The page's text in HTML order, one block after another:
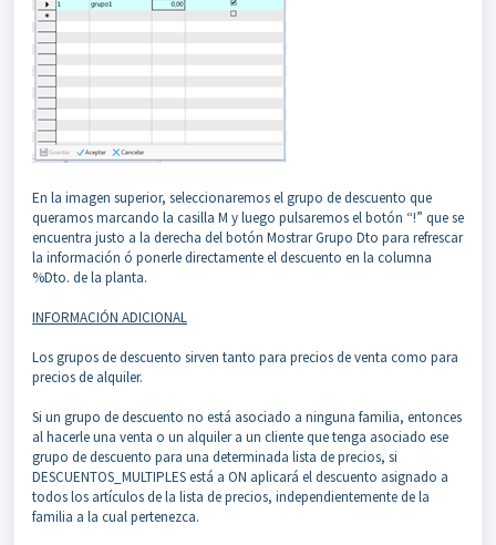
En la imagen superior, seleccionaremos el grupo de descuento que
queramos marcando la casilla M y luego pulsaremos el botón “!” que se
encuentra justo a la derecha del botón Mostrar Grupo Dto para refrescar
la información ó ponerle directamente el descuento en la columna
%Dto. de la planta.
INFORMACIÓN ADICIONAL
Los grupos de descuento sirven tanto para precios de venta como para
precios de alquiler.
Si un grupo de descuento no está asociado a ninguna familia, entonces
al hacerle una venta o un alquiler a un cliente que tenga asociado ese
grupo de descuento para una determinada lista de precios, si
DESCUENTOS_MULTIPLES está a ON aplicará el descuento asignado a
todos los artículos de la lista de precios, independientemente de la
familia a la cual pertenezca.